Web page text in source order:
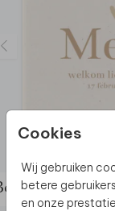
Cookies
Wij gebruiken
betere
en onze
de